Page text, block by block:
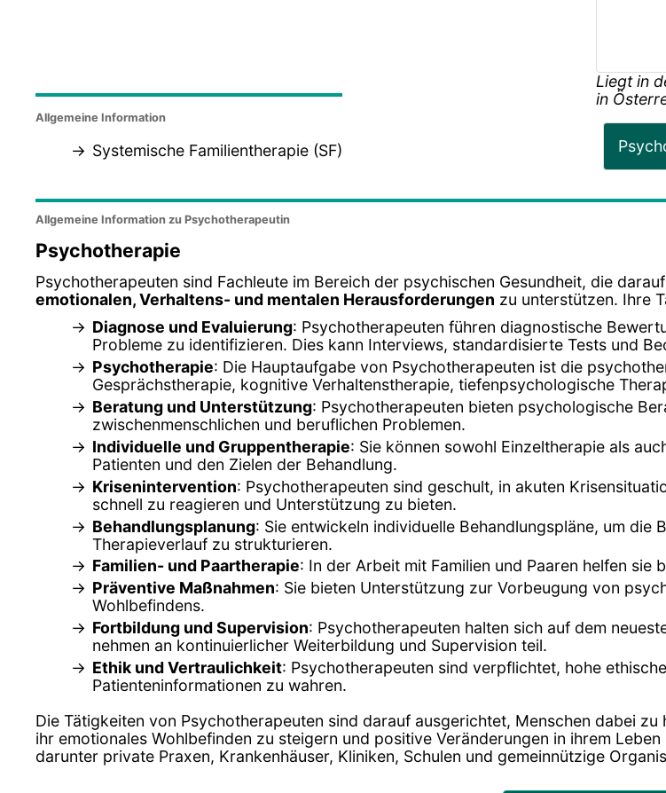
Allgemeine Information
Systemische Familientherapie (SF)
Liegt in
in
Allgemeine Information zu Psychotherapeutin
Psychotherapie
Psychotherapeuten sind Fachleute im Bereich der psychischen Gesundheit, die
emotionalen, Verhaltens- und mentalen Herausforderungen zu unterstützen. Ihre
Diagnose und Evaluierung: Psychotherapeuten führen diagnostische
Probleme zu identifizieren. Dies kann Interviews, standardisierte Tests und
Psychotherapie: Die Hauptaufgabe von Psychotherapeuten ist die
Gesprächstherapie, kognitive Verhaltenstherapie, tiefenpsychologische
Beratung und Unterstützung: Psychotherapeuten bieten psychologische
zwischenmenschlichen und beruflichen Problemen.
Individuelle und Gruppentherapie: Sie können sowohl Einzeltherapie als
Patienten und den Zielen der Behandlung.
Krisenintervention: Psychotherapeuten sind geschult, in akuten
schnell zu reagieren und Unterstützung zu bieten.
Behandlungsplanung: Sie entwickeln individuelle Behandlungspläne, um
Therapieverlauf zu strukturieren.
Familien- und Paartherapie: In der Arbeit mit Familien und Paaren helfen
Präventive Maßnahmen: Sie bieten Unterstützung zur Vorbeugung von
Wohlbefindens.
Fortbildung und Supervision: Psychotherapeuten halten sich auf dem
nehmen an kontinuierlicher Weiterbildung und Supervision teil.
Ethik und Vertraulichkeit: Psychotherapeuten sind verpflichtet, hohe
Patienteninformationen zu wahren.
Die Tätigkeiten von Psychotherapeuten sind darauf ausgerichtet, Menschen dabei zu
ihr emotionales Wohlbefinden zu steigern und positive Veränderungen in ihrem
darunter private Praxen, Krankenhäuser, Kliniken, Schulen und gemeinnützige